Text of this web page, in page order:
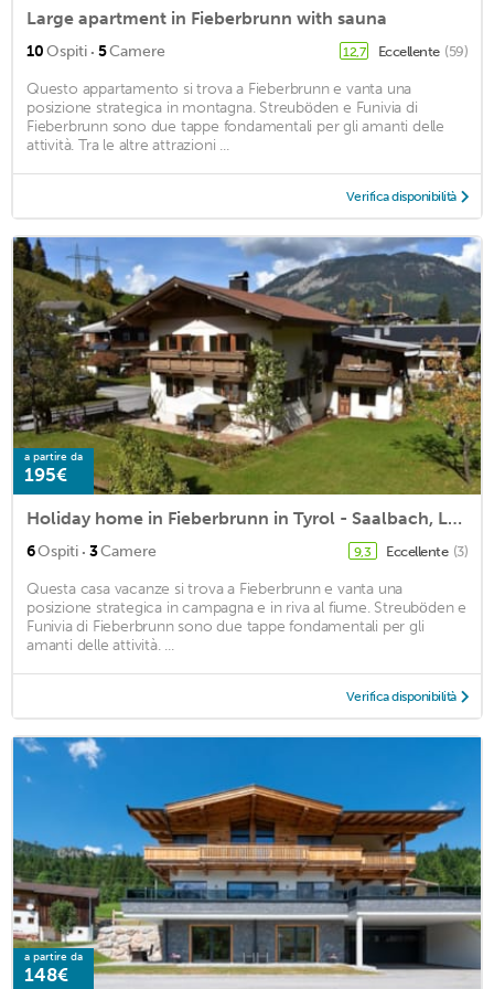
Large apartment in Fieberbrunn with sauna
10Ospiti · 5Camere 12,7 Eccellente (59)
Questo appartamento si trova a Fieberbrunn e vanta una
posizione strategica in montagna. Streuböden e Funivia di
Fieberbrunn sono due tappe fondamentali per gli amanti delle
attività. Tra le altre attrazioni ...
Verifica disponibilità
a partire da
195€
Holiday home in Fieberbrunn in Tyrol - Saalbach, Leogang, Hochfilzen, Kitzbühel
6Ospiti · 3Camere 9,3 Eccellente (3)
Questa casa vacanze si trova a Fieberbrunn e vanta una
posizione strategica in campagna e in riva al fiume. Streuböden e
Funivia di Fieberbrunn sono due tappe fondamentali per gli
amanti delle attività. ...
Verifica disponibilità
a partire da
148€